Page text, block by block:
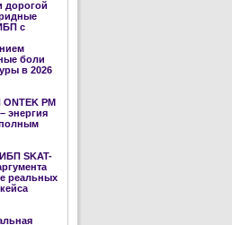
дорогой
с
боли
в 2026
PM
энергия
SKAT-
реальных